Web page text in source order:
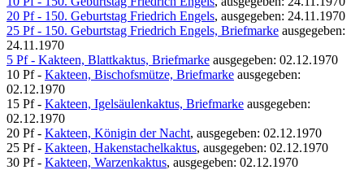
20 Pf - 150. Geburtstag Friedrich Engels, ausgegeben: 24.11.1970
25 Pf - 150. Geburtstag Friedrich Engels, Briefmarke ausgegeben:
24.11.1970
5 Pf - Kakteen, Blattkaktus, Briefmarke ausgegeben: 02.12.1970
10 Pf - Kakteen, Bischofsmütze, Briefmarke ausgegeben:
02.12.1970
15 Pf - Kakteen, Igelsäulenkaktus, Briefmarke ausgegeben:
02.12.1970
20 Pf - Kakteen, Königin der Nacht, ausgegeben: 02.12.1970
25 Pf - Kakteen, Hakenstachelkaktus, ausgegeben: 02.12.1970
30 Pf - Kakteen, Warzenkaktus, ausgegeben: 02.12.1970